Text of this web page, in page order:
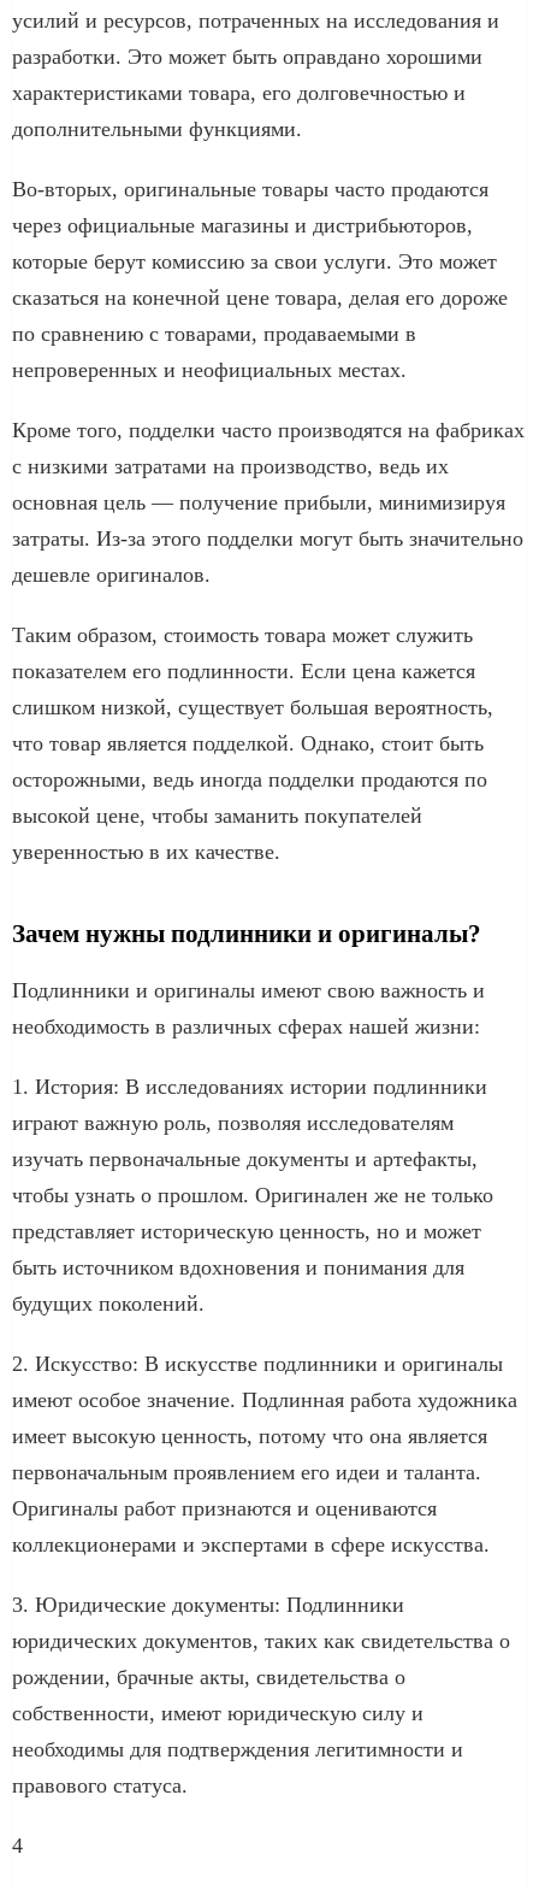
усилий и ресурсов, потраченных на исследования и
разработки. Это может быть оправдано хорошими
характеристиками товара, его долговечностью и
дополнительными функциями.
Во-вторых, оригинальные товары часто продаются
через официальные магазины и дистрибьюторов,
которые берут комиссию за свои услуги. Это может
сказаться на конечной цене товара, делая его дороже
по сравнению с товарами, продаваемыми в
непроверенных и неофициальных местах.
Кроме того, подделки часто производятся на фабриках
с низкими затратами на производство, ведь их
основная цель — получение прибыли, минимизируя
затраты. Из-за этого подделки могут быть значительно
дешевле оригиналов.
Таким образом, стоимость товара может служить
показателем его подлинности. Если цена кажется
слишком низкой, существует большая вероятность,
что товар является подделкой. Однако, стоит быть
осторожными, ведь иногда подделки продаются по
высокой цене, чтобы заманить покупателей
уверенностью в их качестве.
Зачем нужны подлинники и оригиналы?
Подлинники и оригиналы имеют свою важность и
необходимость в различных сферах нашей жизни:
1. История: В исследованиях истории подлинники
играют важную роль, позволяя исследователям
изучать первоначальные документы и артефакты,
чтобы узнать о прошлом. Оригинален же не только
представляет историческую ценность, но и может
быть источником вдохновения и понимания для
будущих поколений.
2. Искусство: В искусстве подлинники и оригиналы
имеют особое значение. Подлинная работа художника
имеет высокую ценность, потому что она является
первоначальным проявлением его идеи и таланта.
Оригиналы работ признаются и оцениваются
коллекционерами и экспертами в сфере искусства.
3. Юридические документы: Подлинники
юридических документов, таких как свидетельства о
рождении, брачные акты, свидетельства о
собственности, имеют юридическую силу и
необходимы для подтверждения легитимности и
правового статуса.
4